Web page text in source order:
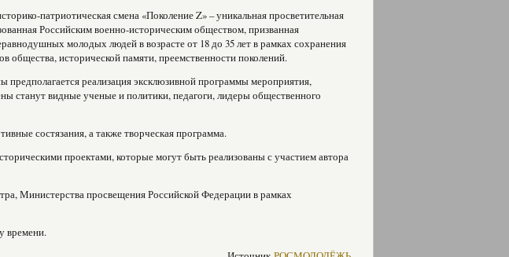
патриотическая смена «Поколение Z» – уникальная просветительная
Российским военно-историческим обществом, призванная
молодых людей в возрасте от 18 до 35 лет в рамках сохранения
общества, исторической памяти, преемственности поколений.
предполагается реализация эксклюзивной программы мероприятия,
станут видные ученые и политики, педагоги, лидеры общественного
состязания, а также творческая программа.
проектами, которые могут быть реализованы с участием автора
Министерства просвещения Российской Федерации в рамках
времени.